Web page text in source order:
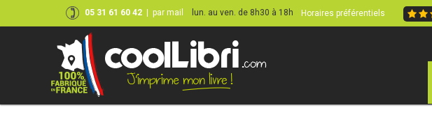
05 31 61 60 42 par mail lun. au ven. de 8h30 à 18h Horaires préférentiels